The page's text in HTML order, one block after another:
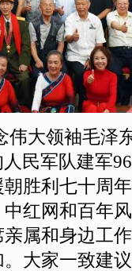
伟大领袖毛泽
民军队建军
胜利七十周
红网和百年
属和身边工
大家一致建